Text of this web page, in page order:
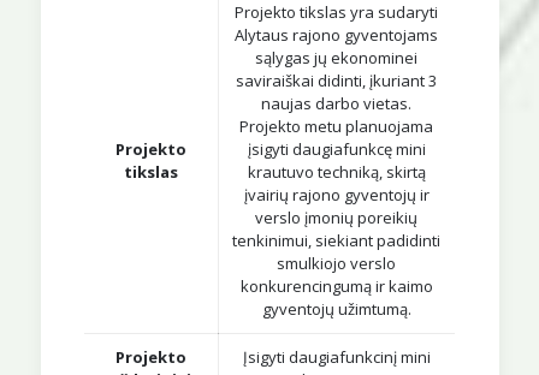
Projekto
tikslas
Projekto tikslas yra sudaryti
Alytaus rajono gyventojams
sąlygas jų ekonominei
saviraiškai didinti, įkuriant 3
naujas darbo vietas.
Projekto metu planuojama
įsigyti daugiafunkcę mini
krautuvo techniką, skirtą
įvairių rajono gyventojų ir
verslo įmonių poreikių
tenkinimui, siekiant padidinti
smulkiojo verslo
konkurencingumą ir kaimo
gyventojų užimtumą.
Projekto
Įsigyti daugiafunkcinį mini